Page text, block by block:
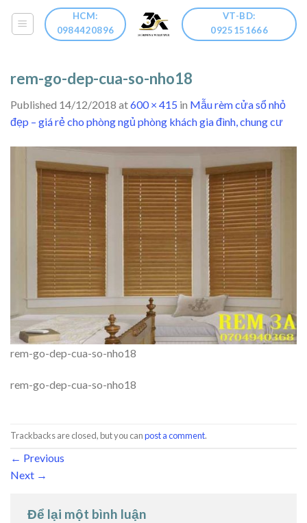
HCM:
0984420896
VT-BD:
0925151666
rem-go-dep-cua-so-nho18
Published 14/12/2018 at600 × 415 in Mẫu rèm cửa sổ nhỏ
đẹp – giá rẻ cho phòng ngủ phòng khách gia đình, chung cư
rem-go-dep-cua-so-nho18
rem-go-dep-cua-so-nho18
Trackbacks are closed, but you canpost a comment.
← Previous
Next →
Để lại một bình luận